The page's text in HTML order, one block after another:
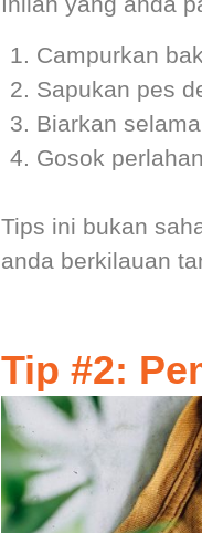
Campurkan
Sapukan pes
Biarkan
Gosok
Tips ini bukan
anda berkilauan
Tip #2: